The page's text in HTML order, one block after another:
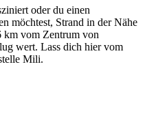
oder du einen
möchtest, Strand in der Nähe
km vom Zentrum von
wert. Lass dich hier vom
Mili.